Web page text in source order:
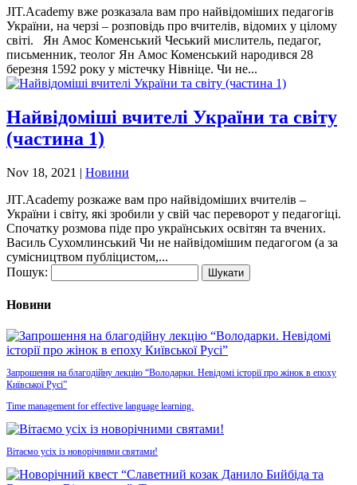
JIT.Academy вже розказала вам про найвідоміших педагогів
України, на черзі – розповідь про вчителів, відомих у цілому
світі. Ян Амос Коменський Чеський мислитель, педагог,
письменник, теолог Ян Амос Коменський народився 28
березня 1592 року у містечку Нівніце. Чи не...
Найвідоміші вчителі України та світу
(частина 1)
Nov 18, 2021 | Новини
JIT.Academy розкаже вам про найвідоміших вчителів –
України і світу, які зробили у свій час переворот у педагогіці.
Спочатку розмова піде про українських освітян та вчених.
Василь Сухомлинський Чи не найвідомішим педагогом (а за
сумісництвом публіцистом,...
Пошук:
Новини
Запрошення на благодійну лекцію “Володарки. Невідомі історії про жінок в епоху
Київської Русі”
Time management for effective language learning.
Вітаємо усіх із новорічними святами!